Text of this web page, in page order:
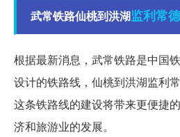
武常铁路仙桃到洪湖监利常德
根据最新消息，武常铁路是中国
设计的铁路线，仙桃到洪湖监利
这条铁路线的建设将带来更便捷
济和旅游业的发展。